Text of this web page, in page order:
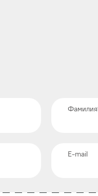
Фамилия
E-mail